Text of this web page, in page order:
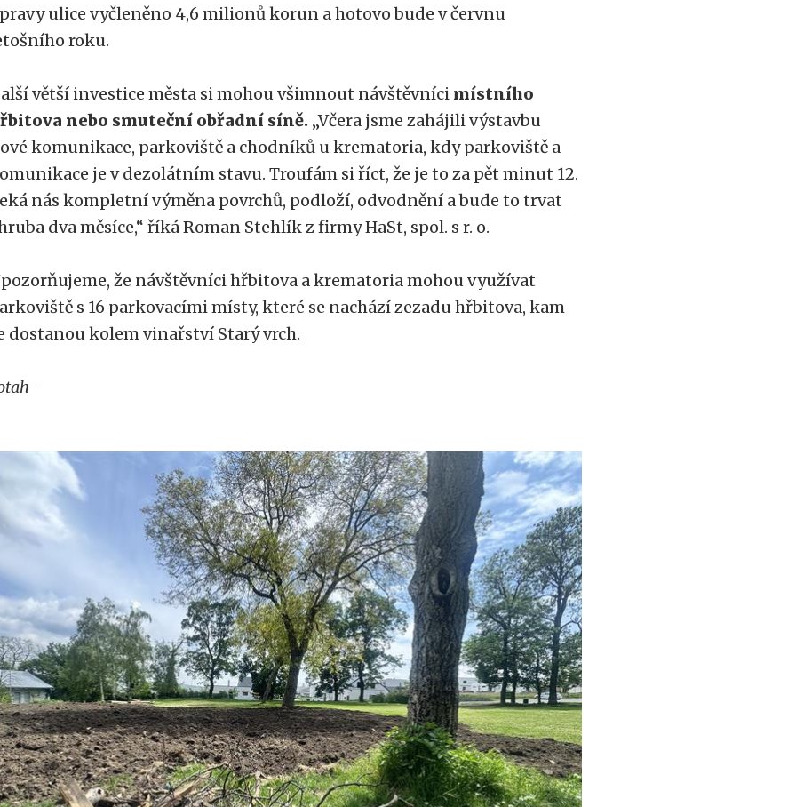
ulice vyčleněno 4,6 milionů korun a hotovo bude v červnu
roku.
větší investice města si mohou všimnout návštěvníci místního
nebo smuteční obřadní síně. „Včera jsme zahájili výstavbu
komunikace, parkoviště a chodníků u krematoria, kdy parkoviště a
je v dezolátním stavu. Troufám si říct, že je to za pět minut 12.
nás kompletní výměna povrchů, podloží, odvodnění a bude to trvat
dva měsíce,“ říká Roman Stehlík z firmy HaSt, spol. s r. o.
že návštěvníci hřbitova a krematoria mohou využívat
s 16 parkovacími místy, které se nachází zezadu hřbitova, kam
dostanou kolem vinařství Starý vrch.